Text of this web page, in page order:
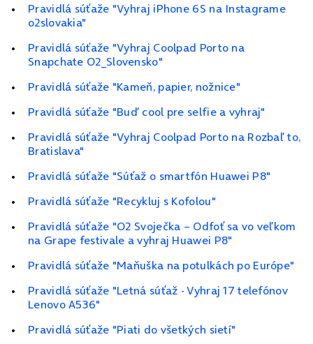
Pravidlá súťaže "Vyhraj iPhone 6S na Instagrame
o2slovakia"
Pravidlá súťaže "Vyhraj Coolpad Porto na
Snapchate O2_Slovensko"
Pravidlá súťaže "Kameň, papier, nožnice"
Pravidlá súťaže "Buď cool pre selfie a vyhraj"
Pravidlá súťaže "Vyhraj Coolpad Porto na Rozbaľ to,
Bratislava"
Pravidlá súťaže "Súťaž o smartfón Huawei P8"
Pravidlá súťaže "Recykluj s Kofolou"
Pravidlá súťaže "O2 Svoječka – Odfoť sa vo veľkom
na Grape festivale a vyhraj Huawei P8"
Pravidlá súťaže "Maňuška na potulkách po Európe"
Pravidlá súťaže "Letná súťaž - Vyhraj 17 telefónov
Lenovo A536"
Pravidlá súťaže "Piati do všetkých sietí"